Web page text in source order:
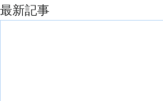
最新記事